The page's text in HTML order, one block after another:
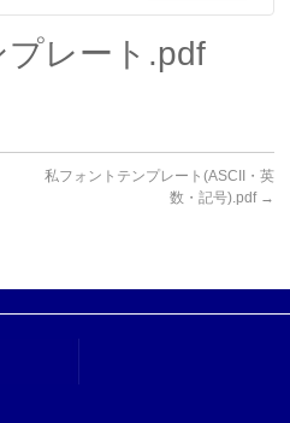
レート.pdf
私フォントテンプレート(ASCII・英
数・記号).pdf →